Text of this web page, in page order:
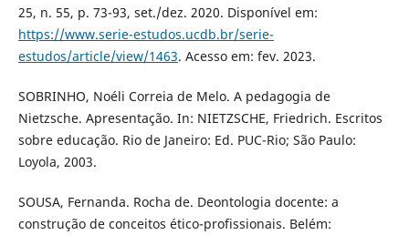
25, n. 55, p. 73-93, set./dez. 2020. Disponível em:
https://www.serie-estudos.ucdb.br/serie-
estudos/article/view/1463. Acesso em: fev. 2023.
SOBRINHO, Noéli Correia de Melo. A pedagogia de
Nietzsche. Apresentação. In: NIETZSCHE, Friedrich. Escritos
sobre educação. Rio de Janeiro: Ed. PUC-Rio; São Paulo:
Loyola, 2003.
SOUSA, Fernanda. Rocha de. Deontologia docente: a
construção de conceitos ético-profissionais. Belém: